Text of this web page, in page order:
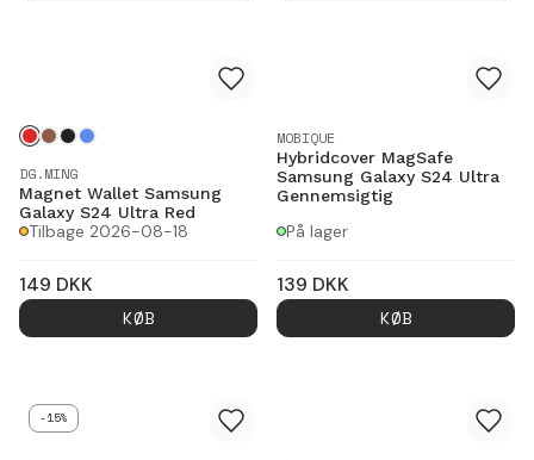
DG.MING
Magnet Wallet Samsung
Galaxy S24 Ultra Red
Tilbage 2026-08-18
149 DKK
KØB
MOBIQUE
Hybridcover MagSafe
Samsung Galaxy S24 Ultra
Gennemsigtig
På lager
139 DKK
KØB
-15%